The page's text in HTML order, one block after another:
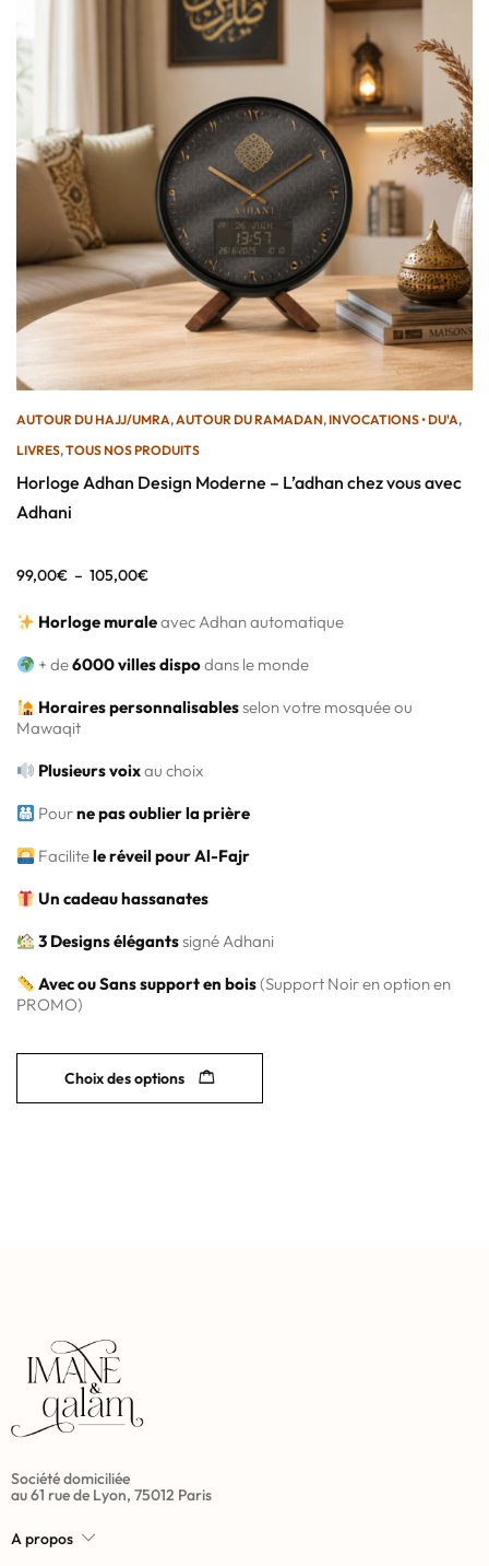
AUTOUR DU HAJJ/UMRA,AUTOUR DU RAMADAN,INVOCATIONS • DU'A,
LIVRES,TOUS NOS PRODUITS
Horloge Adhan Design Moderne – L’adhan chez vous avec
Adhani
99,00€ – 105,00€
Horloge muraleavec Adhan automatique
+ de6000 villes dispodans le monde
Horaires personnalisablesselon votre mosquée ou
Mawaqit
Plusieurs voixau choix
Pourne pas oublier la prière
Facilitele réveil pour Al-Fajr
Un cadeau hassanates
3 Designs élégantssigné Adhani
Avec ou Sans support en bois(Support Noir en option en
PROMO)
Choix des options
Société domiciliée
au 61 rue de Lyon, 75012 Paris
A propos